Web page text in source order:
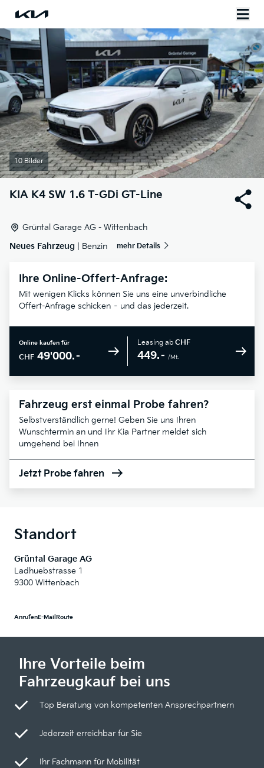
10 Bilder
KIA K4 SW 1.6 T-GDi GT-Line
Grüntal Garage AG - Wittenbach
Neues Fahrzeug | Benzin mehr Details
Ihre Online-Offert-Anfrage:
Mit wenigen Klicks können Sie uns eine unverbindliche
Offert-Anfrage schicken – und das jederzeit.
Online kaufen für
CHF 49'000.–
Leasing ab CHF
449.– /Mt.
Fahrzeug erst einmal Probe fahren?
Selbstverständlich gerne! Geben Sie uns Ihren
Wunschtermin an und Ihr Kia Partner meldet sich
umgehend bei Ihnen
Jetzt Probe fahren
Standort
Grüntal Garage AG
Ladhuebstrasse 1
9300 Wittenbach
AnrufenE-Mail Route
Ihre Vorteile beim
Fahrzeugkauf bei uns
Top Beratung von kompetenten Ansprechpartnern
Jederzeit erreichbar für Sie
Ihr Fachmann für Mobilität